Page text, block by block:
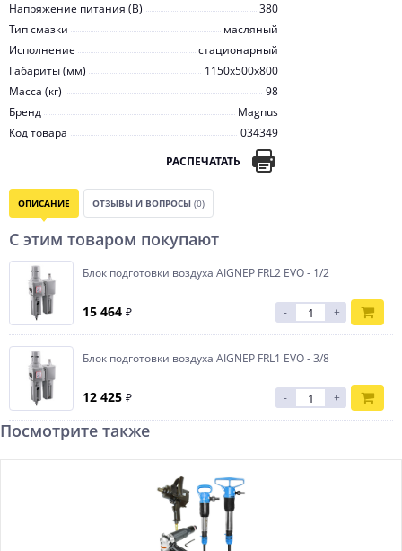
Напряжение питания (В)
380
Тип смазки
масляный
Исполнение
стационарный
Габариты (мм)
1150х500х800
Масса (кг)
98
Бренд
Magnus
Код товара
034349
РАСПЕЧАТАТЬ
ОПИСАНИЕ ОТЗЫВЫ И ВОПРОСЫ (0)
С этим товаром покупают
Блок подготовки воздуха AIGNEP FRL2 EVO - 1/2
15 464 ₽ - +
Блок подготовки воздуха AIGNEP FRL1 EVO - 3/8
12 425 ₽ - +
Посмотрите также